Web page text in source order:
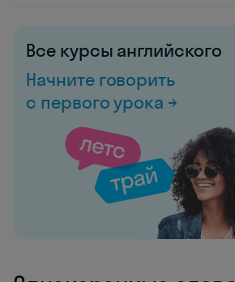
Все курсы английского
Начните говорить
с первого урока →